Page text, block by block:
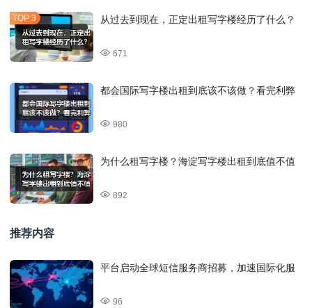
从过去到现在，正定出租写字楼经历了什么？
671
都会国际写字楼出租到底该不该做？看完利弊
980
为什么租写字楼？海淀写字楼出租到底值不值
892
推荐内容
平台启动全球短信服务商招募，加速国际化服
96